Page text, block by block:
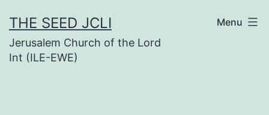
to
content
THE SEED JCLI
Jerusalem Church of the Lord
Int (ILE-EWE)
Menu